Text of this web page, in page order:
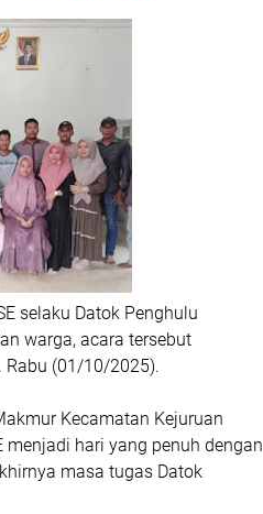
selaku Datok Penghulu
warga, acara tersebut
Rabu (01/10/2025).
Kecamatan Kejuruan
menjadi hari yang penuh dengan
masa tugas Datok